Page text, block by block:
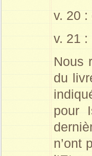
v. 20
v. 21 :
Nous
du
pour
n’ont